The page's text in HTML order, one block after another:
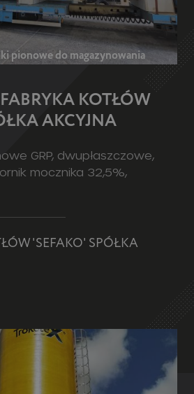
pionowe do magazynowania
KOTŁÓW
AKCYJNA
GRP, dwupłaszczowe,
mocznika 32,5%,
'SEFAKO' SPÓŁKA